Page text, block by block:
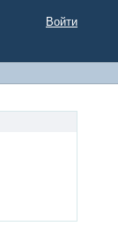
Войти